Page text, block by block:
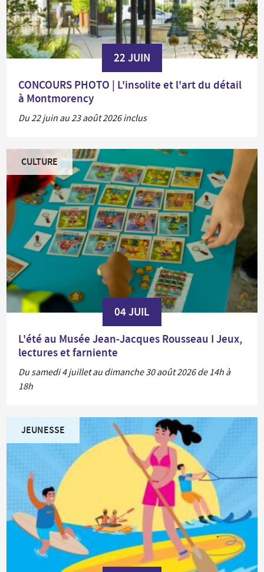
22 JUIN
CONCOURS PHOTO | L'insolite et l'art du détail
à Montmorency
Du 22 juin au 23 août 2026 inclus
CULTURE
04 JUIL
L'été au Musée Jean-Jacques Rousseau I Jeux,
lectures et farniente
Du samedi 4 juillet au dimanche 30 août 2026 de 14h à
18h
JEUNESSE